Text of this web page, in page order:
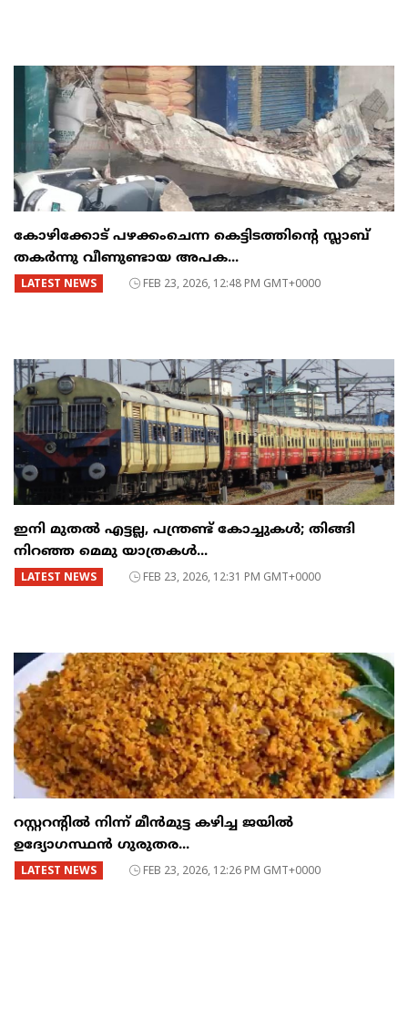
കോഴിക്കോട് പഴക്കംചെന്ന കെട്ടിടത്തിന്റെ സ്ലാബ്
തകർന്നു വീണുണ്ടായ അപക...
LATEST NEWS FEB 23, 2026, 12:48 PM GMT+0000
ഇനി മുതൽ എട്ടല്ല, പന്ത്രണ്ട് കോച്ചുകള്‍; തിങ്ങി
നിറഞ്ഞ മെമു യാത്രകൾ...
LATEST NEWS FEB 23, 2026, 12:31 PM GMT+0000
റസ്റ്ററന്റില്‍ നിന്ന് മീന്‍മുട്ട കഴിച്ച ജയില്‍
ഉദ്യോഗസ്ഥന്‍ ഗുരുതര...
LATEST NEWS FEB 23, 2026, 12:26 PM GMT+0000